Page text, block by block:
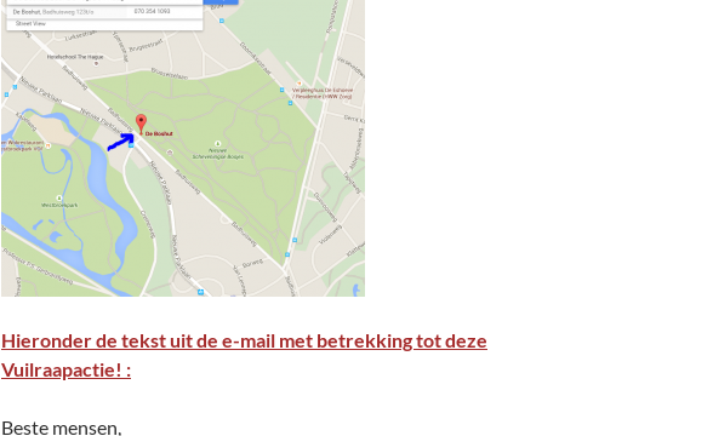
Hieronder de tekst uit de e-mail met betrekking tot deze
Vuilraapactie! :
Beste mensen,